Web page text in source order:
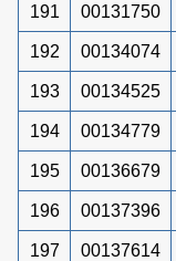
191 00131750
192 00134074
193 00134525
194 00134779
195 00136679
196 00137396
197 00137614